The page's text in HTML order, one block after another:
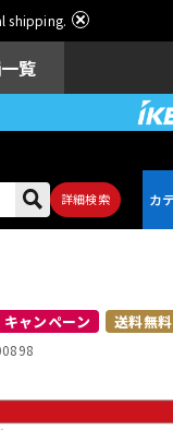
shipping.
覧
詳細検索
ドラム
キャンペーン 送料無料